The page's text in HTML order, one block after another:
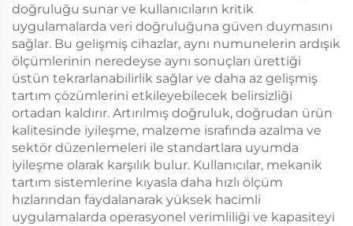
doğruluğu sunar ve kullanıcıların kritik
uygulamalarda veri doğruluğuna güven duymasını
sağlar. Bu gelişmiş cihazlar, aynı numunelerin ardışık
ölçümlerinin neredeyse aynı sonuçları ürettiği
üstün tekrarlanabilirlik sağlar ve daha az gelişmiş
tartım çözümlerini etkileyebilecek belirsizliği
ortadan kaldırır. Artırılmış doğruluk, doğrudan ürün
kalitesinde iyileşme, malzeme israfında azalma ve
sektör düzenlemeleri ile standartlara uyumda
iyileşme olarak karşılık bulur. Kullanıcılar, mekanik
tartım sistemlerine kıyasla daha hızlı ölçüm
hızlarından faydalanarak yüksek hacimli
uygulamalarda operasyonel verimliliği ve kapasiteyi